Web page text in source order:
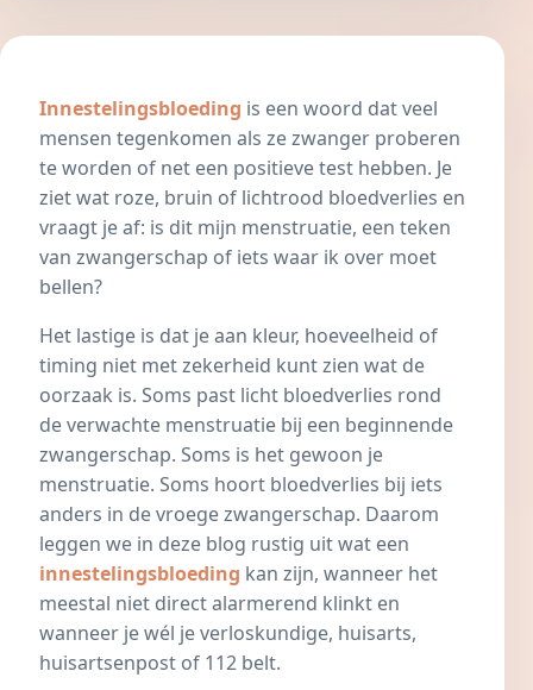
Innestelingsbloeding is een woord dat veel
mensen tegenkomen als ze zwanger proberen
te worden of net een positieve test hebben. Je
ziet wat roze, bruin of lichtrood bloedverlies en
vraagt je af: is dit mijn menstruatie, een teken
van zwangerschap of iets waar ik over moet
bellen?
Het lastige is dat je aan kleur, hoeveelheid of
timing niet met zekerheid kunt zien wat de
oorzaak is. Soms past licht bloedverlies rond
de verwachte menstruatie bij een beginnende
zwangerschap. Soms is het gewoon je
menstruatie. Soms hoort bloedverlies bij iets
anders in de vroege zwangerschap. Daarom
leggen we in deze blog rustig uit wat een
innestelingsbloeding kan zijn, wanneer het
meestal niet direct alarmerend klinkt en
wanneer je wél je verloskundige, huisarts,
huisartsenpost of 112 belt.